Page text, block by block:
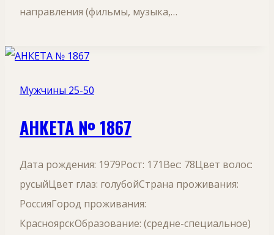
направления (фильмы, музыка,…
Мужчины 25-50
АНКЕТА № 1867
Дата рождения: 1979Рост: 171Вес: 78Цвет волос:
русыйЦвет глаз: голубойСтрана проживания:
РоссияГород проживания:
КрасноярскОбразование: (средне-специальное)